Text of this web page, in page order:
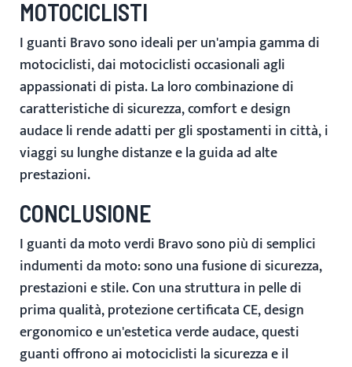
MOTOCICLISTI
I guanti Bravo sono ideali per un'ampia gamma di
motociclisti, dai motociclisti occasionali agli
appassionati di pista. La loro combinazione di
caratteristiche di sicurezza, comfort e design
audace li rende adatti per gli spostamenti in città, i
viaggi su lunghe distanze e la guida ad alte
prestazioni.
CONCLUSIONE
Iguanti da moto verdi Bravosono più di semplici
indumenti da moto: sono unafusione di sicurezza,
prestazioni e stile. Con una struttura in pelle di
prima qualità, protezione certificata CE, design
ergonomico e un'estetica verde audace, questi
guanti offrono ai motociclisti la sicurezza e il